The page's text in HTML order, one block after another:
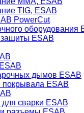
TIG, ESAB
PowerCut
оборудования
ESAB
дымов ESAB
ESAB
сварки ESAB